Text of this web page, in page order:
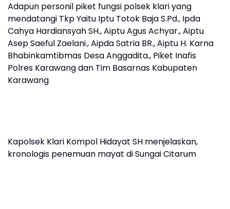
Adapun personil piket fungsi polsek klari yang
mendatangi Tkp Yaitu Iptu Totok Baja S.Pd., Ipda
Cahya Hardiansyah SH., Aiptu Agus Achyar., Aiptu
Asep Saeful Zaelani., Aipda Satria BR., Aiptu H. Karna
Bhabinkamtibmas Desa Anggadita., Piket Inafis
Polres Karawang dan Tim Basarnas Kabupaten
Karawang
Kapolsek Klari Kompol Hidayat SH menjelaskan,
kronologis penemuan mayat di Sungai Citarum